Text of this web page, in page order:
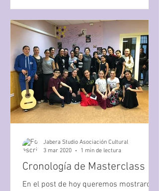
Cronología de Masterclass
En el post de hoy queremos mostraros
Jabera Studio Asociación Cultural
3 mar 2020
1 min de lectura